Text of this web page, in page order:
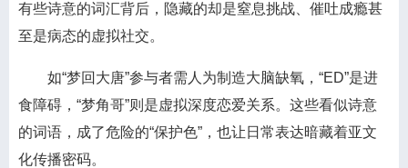
有些诗意的词汇背后，隐藏的却是窒息挑战、催吐成瘾甚
至是病态的虚拟社交。
如“梦回大唐”参与者需人为制造大脑缺氧，“ED”是进
食障碍，“梦角哥”则是虚拟深度恋爱关系。这些看似诗意
的词语，成了危险的“保护色”，也让日常表达暗藏着亚文
化传播密码。